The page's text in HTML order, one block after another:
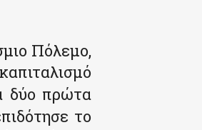
Πόλεμο,
δύο πρώτα
το